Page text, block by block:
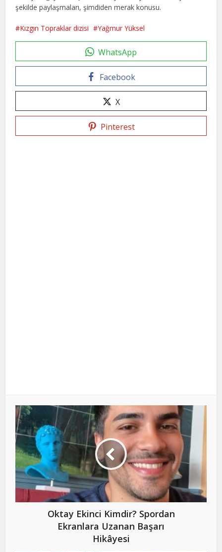
şekilde paylaşmaları, şimdiden merak konusu.
Kızgın Topraklar dizisi Yağmur Yüksel
WhatsApp
Facebook
X
Pinterest
Oktay Ekinci Kimdir? Spordan
Ekranlara Uzanan Başarı
Hikâyesi